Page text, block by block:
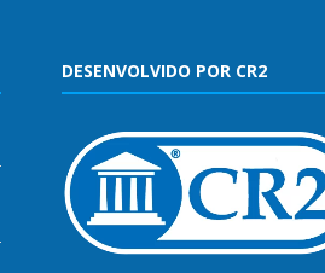
DESENVOLVIDO POR CR2